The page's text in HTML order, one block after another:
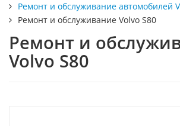
Ремонт и обслуживание автомобилей
Ремонт и обслуживание Volvo S80
Ремонт и
Volvo S80